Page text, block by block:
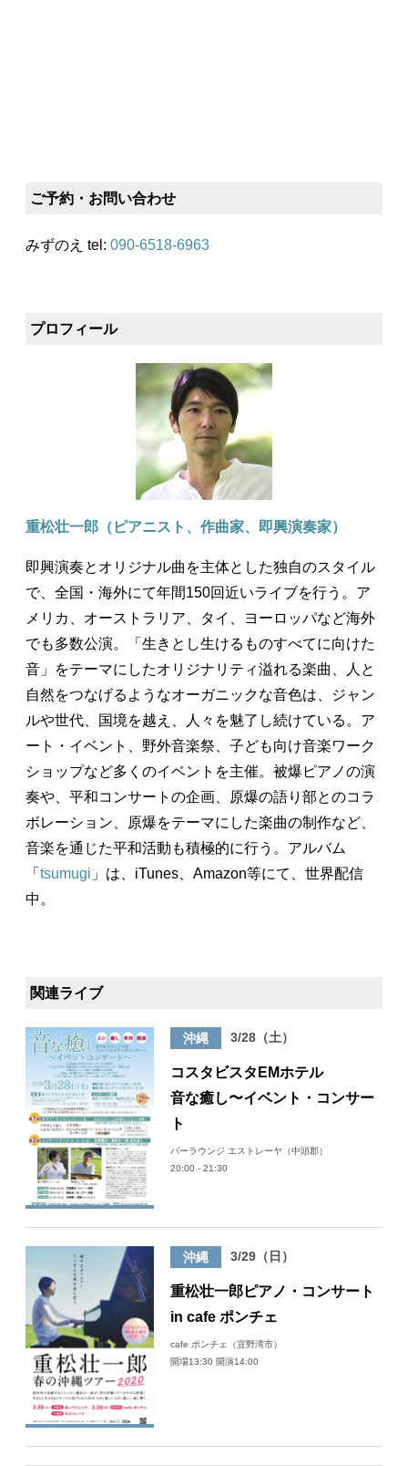
ご予約・お問い合わせ
みずのえ tel: 090-6518-6963
プロフィール
重松壮一郎（ピアニスト、作曲家、即興演奏家）
即興演奏とオリジナル曲を主体とした独自のスタイル
で、全国・海外にて年間150回近いライブを行う。ア
メリカ、オーストラリア、タイ、ヨーロッパなど海外
でも多数公演。「生きとし生けるものすべてに向けた
音」をテーマにしたオリジナリティ溢れる楽曲、人と
自然をつなげるようなオーガニックな音色は、ジャン
ルや世代、国境を越え、人々を魅了し続けている。ア
ート・イベント、野外音楽祭、子ども向け音楽ワーク
ショップなど多くのイベントを主催。被爆ピアノの演
奏や、平和コンサートの企画、原爆の語り部とのコラ
ボレーション、原爆をテーマにした楽曲の制作など、
音楽を通じた平和活動も積極的に行う。アルバム
「 tsumugi 」は、iTunes、Amazon等にて、世界配信
中。
関連ライブ
沖縄 3/28（土）
コスタビスタEMホテル
音な癒し〜イベント・コンサー
ト
バーラウンジ エストレーヤ（中頭郡）
20:00 - 21:30
沖縄 3/29（日）
重松壮一郎ピアノ・コンサート
in cafe ポンチェ
cafe ポンチェ（宜野湾市）
開場13:30 開演14:00